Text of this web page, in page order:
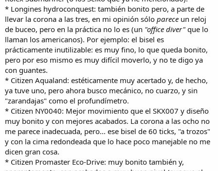
* Longines hydroconquest: también bonito pero, a parte de
llevar la corona a las tres, en mi opinión sólo parece un reloj
de buceo, pero en la práctica no lo es (un "office diver" que lo
llaman los americanos). Por ejemplo: el bisel es
prácticamente inutilizable: es muy fino, lo que queda bonito,
pero por eso mismo es muy difícil moverlo, y no te digo ya
con guantes.
* Citizen Aqualand: estéticamente muy acertado y, de hecho,
ya tuve uno, pero ahora busco mecánico, no cuarzo, y sin
"zarandajas" como el profundímetro.
* Citizen NY0040: Mejor movimiento que el SKX007 y diseño
muy bonito y con mejores acabados. La corona a las ocho no
me parece inadecuada, pero... ese bisel de 60 ticks, "a trozos"
y con la cima redondeada que lo hace poco manejable no me
dicen gran cosa.
* Citizen Promaster Eco-Drive: muy bonito también y,